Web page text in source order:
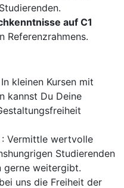
auf C1
Referenzrahmens.
In kleinen Kursen mit
kannst Du Deine
: Vermittle wertvolle
Studierenden
gerne weitergibt.
uns die Freiheit der